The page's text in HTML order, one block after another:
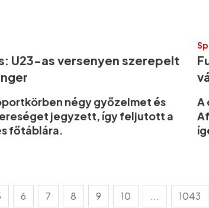
U23-as versenyen szerepelt
négy győzelmet és
jegyzett, így feljutott a
főtáblára.
A
6 7 8 9 10 ... 1043